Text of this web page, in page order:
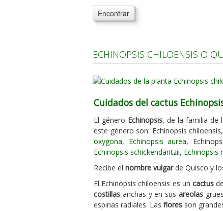
Encontrar
ECHINOPSIS CHILOENSIS O
Cuidados del cactus
El género Echinopsis, de la familia de
este género son: Echinopsis chiloensis,
oxygona, Echinopsis aurea,
Echinopsis schickendantzii, Echinopsis
Recibe el nombre vulgarde Quisco y
El Echinopsis chiloensis es uncactus
costillas anchas y en susareolas
espinas radiales. Las flores son